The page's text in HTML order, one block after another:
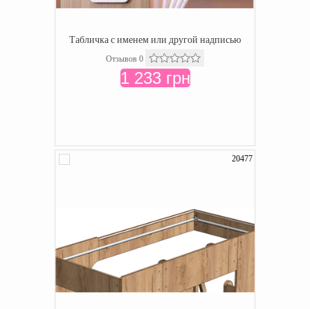
Табличка с именем или другой надписью
Отзывов 0
1 233 грн
20477